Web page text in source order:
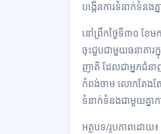
បង្កើនការទំនាក់ទំនង
នៅព្រឹកថ្ងៃទី៣០ ខែម
ចុះជួបជាមួយធនាគារ
ញាតិ ដែលជាអ្នកជំនា
កំពង់ចាម លោកតែងតែ
ទំនាក់ទំនងជាមួយគ្នាក
អត្ថបទ/រូបភាពដោយ៖